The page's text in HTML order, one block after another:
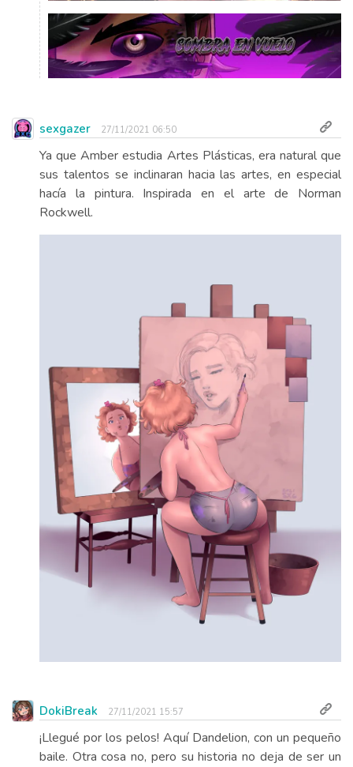
sexgazer 27/11/2021 06:50
Ya que Amber estudia Artes Plásticas, era natural que
sus talentos se inclinaran hacia las artes, en especial
hacía la pintura. Inspirada en el arte de Norman
Rockwell.
DokiBreak 27/11/2021 15:57
¡Llegué por los pelos! Aquí Dandelion, con un pequeño
baile. Otra cosa no, pero su historia no deja de ser un